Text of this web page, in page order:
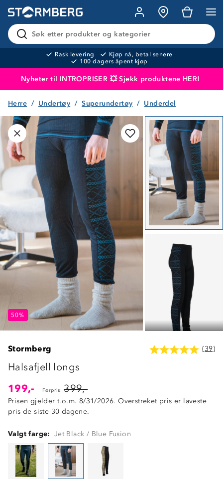
Søk etter produkter og kategorier
Rask levering
Kjøp nå, betal senere
100 dagers åpent kjøp
Nyheter til INTROPRISER 💥 Sjekk produktene HER!
Produktet er lagt i handlekurven Til kassen
Herre Undertøy Superundertøy Underdel
50%
50%
Stormberg (39)
Halsafjell longs
199,-
Førpris: 399,-
Prisen gjelder t.o.m. 8/31/2026. Overstreket pris er laveste
pris de siste 30 dagene.
Valgt farge: Jet Black / Blue Fusion